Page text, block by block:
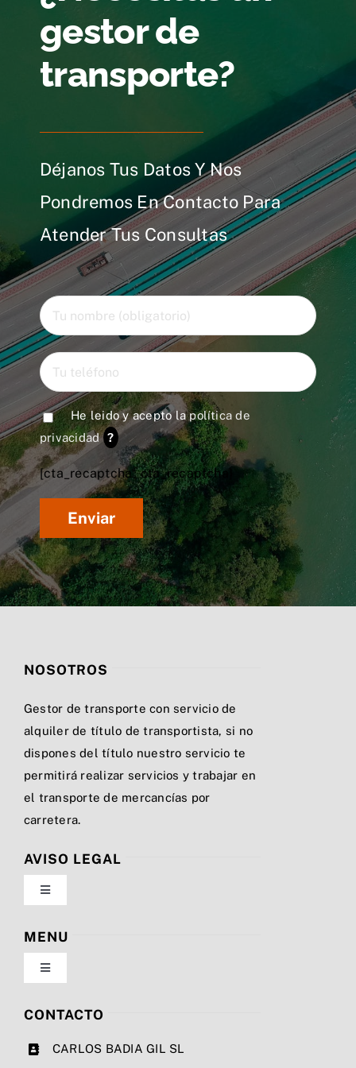
gestor de
transporte?
Déjanos Tus Datos Y Nos
Pondremos En Contacto Para
Atender Tus Consultas
He leido y acepto lapolítica de
privacidad ?
[cta_recaptcha* cta_recaptcha]
NOSOTROS
Gestor de transporte con servicio de
alquiler de título de transportista, si no
dispones del título nuestro servicio te
permitirá realizar servicios y trabajar en
el transporte de mercancías por
carretera.
AVISO LEGAL
Toggle
Navigation
Política de privacidad
Condiciones de uso
MENU
Toggle
Navigation
Nosotros
CONTACTO
CARLOS BADIA GIL SL